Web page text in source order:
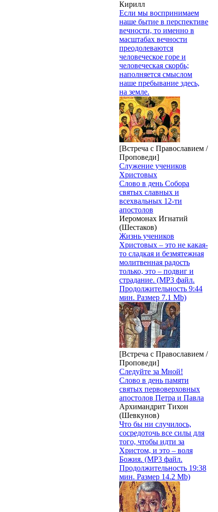
Кирилл
Если мы воспринимаем
наше бытие в перспективе
вечности, то именно в
масштабах вечности
преодолеваются
человеческое горе и
человеческая скорбь;
наполняется смыслом
наше пребывание здесь,
на земле.
[Встреча с Православием /
Проповеди]
Служение учеников
Христовых
Слово в день Собора
святых славных и
всехвальных 12-ти
апостолов
Иеромонах Игнатий
(Шестаков)
Жизнь учеников
Христовых – это не какая-
то сладкая и безмятежная
молитвенная радость
только, это – подвиг и
страдание. (MP3 файл.
Продолжительность 9:44
мин. Размер 7.1 Mb)
[Встреча с Православием /
Проповеди]
Следуйте за Мной!
Слово в день памяти
святых первоверховных
апостолов Петра и Павла
Архимандрит Тихон
(Шевкунов)
Что бы ни случилось,
сосредоточь все силы для
того, чтобы идти за
Христом, и это – воля
Божия. (MP3 файл.
Продолжительность 19:38
мин. Размер 14.2 Mb)